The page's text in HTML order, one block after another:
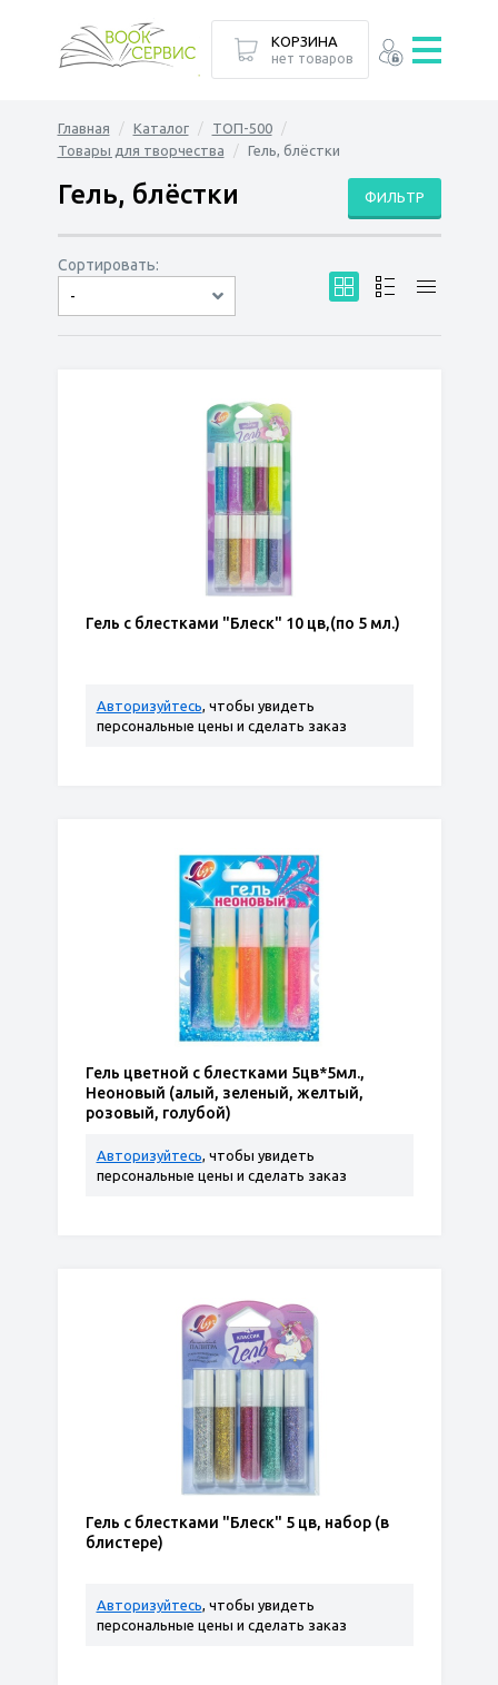
Главная Каталог
ТОП-500
Товары для творчества
Гель, блёстки
ФИЛЬТР
Гель, блёстки
Сортировать:
-
по дате
по популярности
сначала дешёвые
сначала дорогие
Гель с блестками "Блеск" 10 цв,(по 5 мл.)
Авторизуйтесь, чтобы увидеть
персональные цены и сделать заказ
Гель цветной с блестками 5цв*5мл.,
Неоновый (алый, зеленый, желтый,
розовый, голубой)
Авторизуйтесь, чтобы увидеть
персональные цены и сделать заказ
Гель с блестками "Блеск" 5 цв, набор (в
блистере)
Авторизуйтесь, чтобы увидеть
персональные цены и сделать заказ
КОРЗИНА
нет товаров